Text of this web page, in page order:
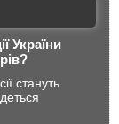
України
стануть